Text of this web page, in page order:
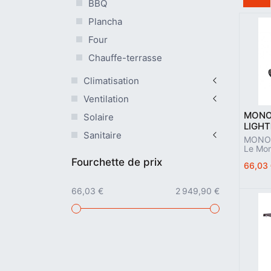
BBQ
Plancha
Four
Chauffe-terrasse
Climatisation
Ventilation
Solaire
Sanitaire
Fourchette de prix
66,03 € 2 949,90 €
Le
moins
gril
l‘air
nues,
est
66,03